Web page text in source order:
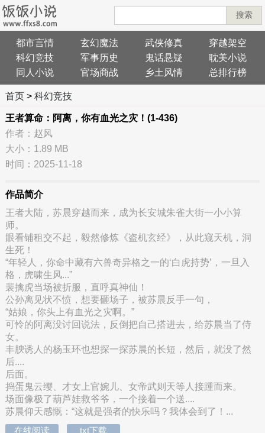
搜索
都市言情 玄幻魔法 武侠修真
穿越架空
科幻竞技
军事历史 鬼话悬疑
耽美小说
同人小说
官场商战 乡土风情 总排行榜
首页> 科幻竞技
王者算命：阿离，你有血光之灾！(1-436)
作者：赵风
大小：1.89 MB
时间：2025-11-18
作品简介
王者大陆，苏晨穿越而来，成为长安城朱雀大街一小小算
师。
眼看铺租交不起，毅然修炼《盗机玄经》，从此窥天机，洞
生死！
“年轻人，你命中藏有六兽奇异格之一的‘白虎持势’，一旦入
格，虎啸生风...”
裴擒虎当场被折服，直呼真神仙！
公孙离见状不愤，想要砸场子，被苏晨反手一句，
“姑娘，你头上有血光之灾啊。”
可怜的阿离没讨回说法，反倒把自己搭进去，给苏晨当了侍
女。
丰腴诱人的杨玉环也想探一探苏晨的长短，然后，就没了然
后....
后面。
捣蛋鬼云缨、才女上官婉儿、女帝武则天等人接踵而来。
场面像极了葫芦娃救爷爷，一个接着一个送....
苏晨仰天感慨：“这就是强者的快乐吗？我体会到了！...
在线阅读
txt下载